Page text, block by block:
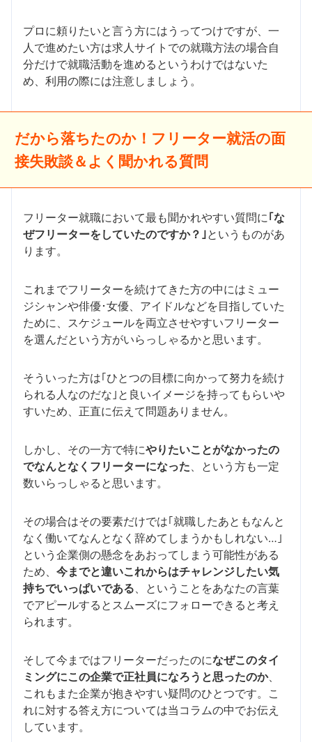
プロに頼りたいと言う方にはうってつけですが、一
人で進めたい方は求人サイトでの就職方法の場合自
分だけで就職活動を進めるというわけではないた
め、利用の際には注意しましょう。
だから落ちたのか！フリーター就活の面
接失敗談＆よく聞かれる質問
フリーター就職において最も聞かれやすい質問に ｢な
ぜフリーターをしていたのですか？｣というものがあ
ります。
これまでフリーターを続けてきた方の中にはミュー
ジシャンや俳優･女優、アイドルなどを目指していた
ために、スケジュールを両立させやすいフリーター
を選んだという方がいらっしゃるかと思います。
そういった方は｢ひとつの目標に向かって努力を続け
られる人なのだな｣と良いイメージを持ってもらいや
すいため、正直に伝えて問題ありません。
しかし、その一方で特にやりたいことがなかったの
でなんとなくフリーターになった、という方も一定
数いらっしゃると思います。
その場合はその要素だけでは｢就職したあともなんと
なく働いてなんとなく辞めてしまうかもしれない…｣
という企業側の懸念をあおってしまう可能性がある
ため、 今までと違いこれからはチャレンジしたい気
持ちでいっぱいである、ということをあなたの言葉
でアピールするとスムーズにフォローできると考え
られます。
そして今まではフリーターだったのになぜこのタイ
ミングにこの企業で正社員になろうと思ったのか、
これもまた企業が抱きやすい疑問のひとつです。こ
れに対する答え方については当コラムの中でお伝え
しています。